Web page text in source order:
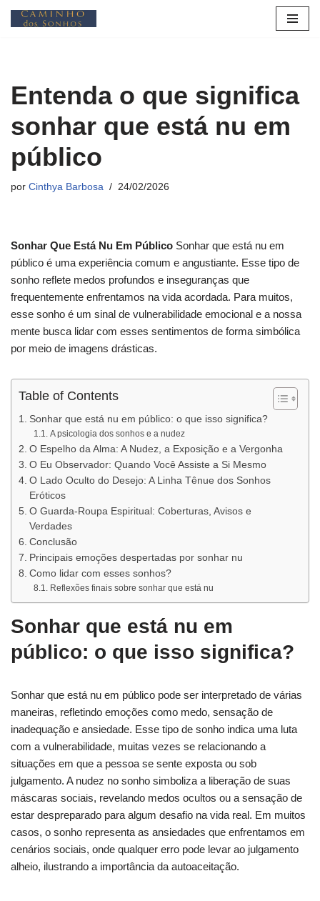
conteúdo
Entenda o que significa
sonhar que está nu em
público
por Cinthya Barbosa 24/02/2026
Sonhar Que Está Nu Em Público Sonhar que está nu em
público é uma experiência comum e angustiante. Esse tipo de
sonho reflete medos profundos e inseguranças que
frequentemente enfrentamos na vida acordada. Para muitos,
esse sonho é um sinal de vulnerabilidade emocional e a nossa
mente busca lidar com esses sentimentos de forma simbólica
por meio de imagens drásticas.
Table of Contents
Sonhar que está nu em público: o que isso significa?
A psicologia dos sonhos e a nudez
O Espelho da Alma: A Nudez, a Exposição e a Vergonha
O Eu Observador: Quando Você Assiste a Si Mesmo
O Lado Oculto do Desejo: A Linha Tênue dos Sonhos
Eróticos
O Guarda-Roupa Espiritual: Coberturas, Avisos e
Verdades
Conclusão
Principais emoções despertadas por sonhar nu
Como lidar com esses sonhos?
Reflexões finais sobre sonhar que está nu
Sonhar que está nu em
público: o que isso significa?
Sonhar que está nu em público pode ser interpretado de várias
maneiras, refletindo emoções como medo, sensação de
inadequação e ansiedade. Esse tipo de sonho indica uma luta
com a vulnerabilidade, muitas vezes se relacionando a
situações em que a pessoa se sente exposta ou sob
julgamento. A nudez no sonho simboliza a liberação de suas
máscaras sociais, revelando medos ocultos ou a sensação de
estar despreparado para algum desafio na vida real. Em muitos
casos, o sonho representa as ansiedades que enfrentamos em
cenários sociais, onde qualquer erro pode levar ao julgamento
alheio, ilustrando a importância da autoaceitação.